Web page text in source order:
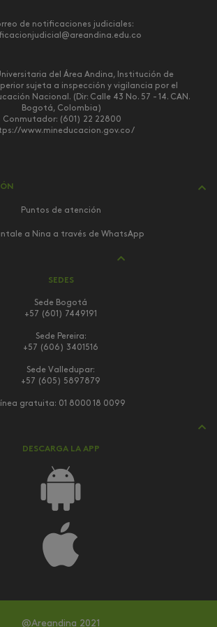
de notificaciones judiciales:
del Área Andina, Institución de
sujeta a inspección y vigilancia por el
Nacional. (Dir: Calle 43 No. 57 - 14. CAN.
Bogotá, Colombia)
Conmutador: (601) 22 22800
www.mineducacion.gov.co/
Puntos de atención
a Nina a través de WhatsApp
SEDES
Sede Bogotá
+57 (601) 7449191
Sede Pereira:
+57 (606) 3401516
Sede Valledupar:
+57 (605) 5897879
gratuita: 01 8000 18 0099
DESCARGA LA APP
@Areandina 2021